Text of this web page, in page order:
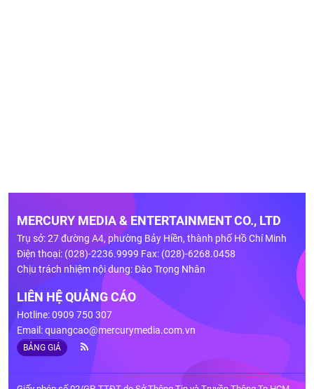
MERCURY MEDIA & ENTERTAINMENT CO., LTD
Trụ sở: 27 đường A4, phường Bảy Hiền, thành phố Hồ Chí Minh
Điện thoại: (028)-2236.9999 Fax: (028)-6268.0458
Chịu trách nhiệm nội dung: Đào Trọng Nhân
LIÊN HỆ QUẢNG CÁO
Hotline: 0909 750 307
Email:quangcao@mercurymedia.com.vn
BẢNG GIÁ